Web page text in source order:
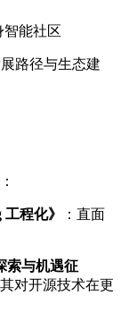
智能社区
路径与生态建
工程化》
：直面
索与机遇征
对开源技术在更